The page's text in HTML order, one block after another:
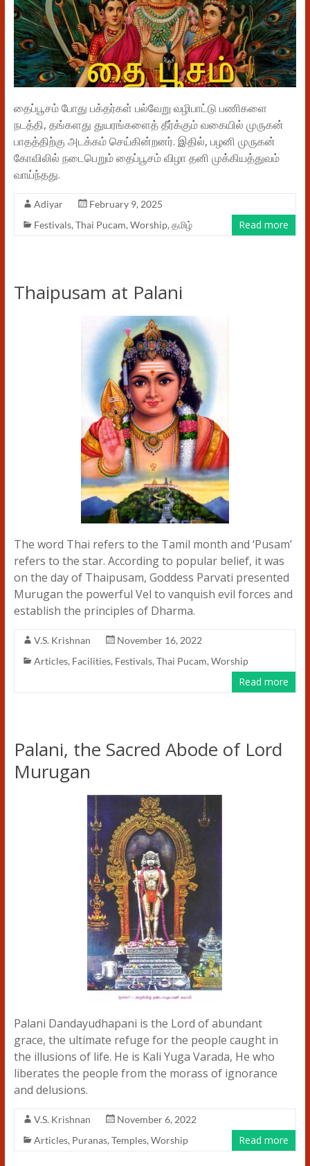
தைப்பூசம் போது பக்தர்கள் பல்வேறு வழிபாட்டு பணிகளை
நடத்தி, தங்களது துயரங்களைத் தீர்க்கும் வகையில் முருகன்
பாதத்திற்கு அடக்கம் செய்கின்றனர். இதில், பழனி முருகன்
கோவிலில் நடைபெறும் தைப்பூசம் விழா தனி முக்கியத்துவம்
வாய்ந்தது.
Adiyar
February 9, 2025
Festivals, Thai Pucam, Worship, தமிழ் Read more
Thaipusam at Palani
The word Thai refers to the Tamil month and ‘Pusam’
refers to the star. According to popular belief, it was
on the day of Thaipusam, Goddess Parvati presented
Murugan the powerful Vel to vanquish evil forces and
establish the principles of Dharma.
V.S. Krishnan
November 16, 2022
Articles, Facilities, Festivals, Thai Pucam, Worship
Read more
Palani, the Sacred Abode of Lord
Murugan
Palani Dandayudhapani is the Lord of abundant
grace, the ultimate refuge for the people caught in
the illusions of life. He is Kali Yuga Varada, He who
liberates the people from the morass of ignorance
and delusions.
V.S. Krishnan
November 6, 2022
Articles, Puranas, Temples, Worship Read more